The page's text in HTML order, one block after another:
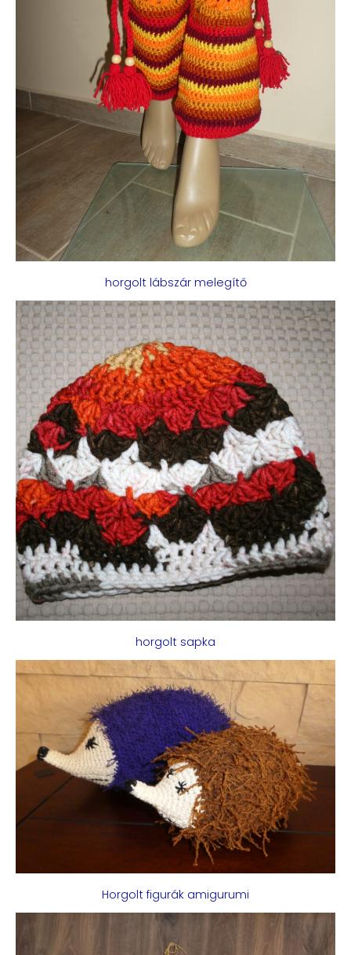
horgolt lábszár melegítő
horgolt sapka
Horgolt figurák amigurumi